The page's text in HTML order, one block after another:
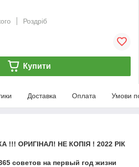
Роздріб
Купити
Доставка Оплата Умови
!!! ОРИГІНАЛ! НЕ КОПІЯ ! 2022 РІК
советов на первый год жизни